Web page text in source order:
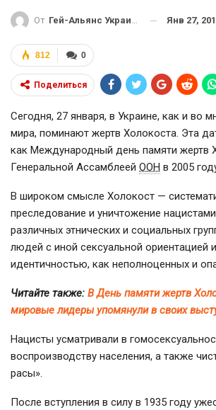
От Гей-Альянс Украина Янв 27,
0
812
Поделиться
Сегодня, 27 января, в Украине, как и во
мира, поминают жертв Холокоста. Эта
как Международный день памяти жертв
Генеральной Ассамблеей ООН в 2005
В широком смысле Холокост —
преследование и уничтожение
различных этнических и социальных
людей с иной сексуальной ориентацией
идентичностью, как неполноценных и
Читайте также: В День памяти жертв
мировые лидеры упомянули в своих
Нацисты усматривали в
воспроизводству населения, а также
расы».
После вступления в силу в 1935 году